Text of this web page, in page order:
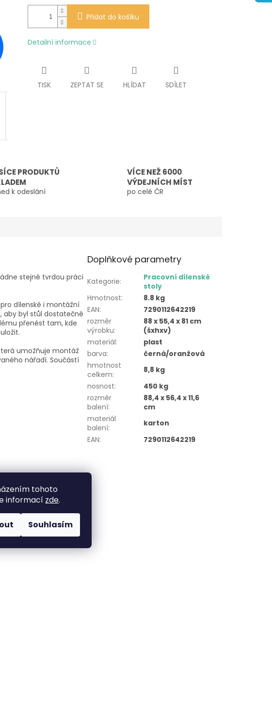
tohoto
informací zde.
Souhlasím
Přidat do košíku
Detailní informace
TISK ZEPTAT SE HLÍDAT SDÍLET
PRODUKTŮ
k odeslání
VÍCE NEŽ 6000
VÝDEJNÍCH MÍST
po celé ČR
stejně tvrdou práci
dílenské i montážní
aby byl stůl dostatečně
přenést tam, kde
umožňuje montáž
nářadí. Součástí
Doplňkové parametry
Kategorie:
Pracovní dílenské
stoly
Hmotnost:
8.8 kg
EAN:
7290112642219
rozměr
výrobku:
88 x 55,4 x 81 cm
(šxhxv)
materiál:
plast
barva:
černá/oranžová
hmotnost
celkem:
8,8 kg
nosnost:
450 kg
rozměr
balení:
88,4 x 56,4 x 11,6
cm
materiál
balení:
karton
EAN: 7290112642219